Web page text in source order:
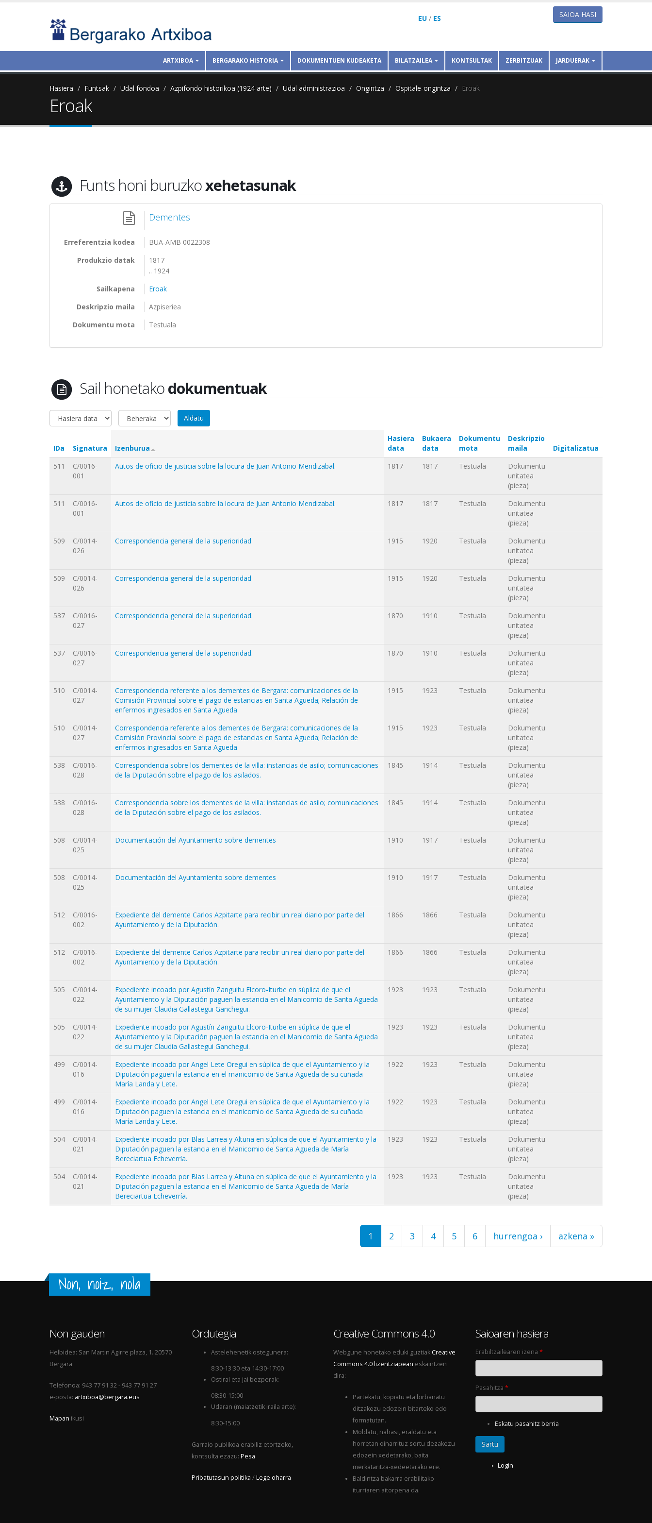
EU / ES SAIOA HASI
ARTXIBOA BERGARAKO HISTORIA DOKUMENTUEN KUDEAKETA BILATZAILEA KONTSULTAK ZERBITZUAK JARDUERAK
Hasiera Funtsak Udal fondoa Azpifondo historikoa (1924 arte) Udal administrazioa Ongintza Ospitale-ongintza Eroak
Eroak
Funts honi buruzkoxehetasunak
Dementes
Erreferentzia kodea
BUA-AMB 0022308
Produkzio datak
1817
.. 1924
Sailkapena
Eroak
Deskripzio maila
Azpiseriea
Dokumentu mota
Testuala
Sail honetakodokumentuak
IDa Signatura Izenburua
Hasiera
data
Bukaera
data
Dokumentu
mota
Deskripzio
maila
Digitalizatua
511
C/0016-
001
Autos de oficio de justicia sobre la locura de Juan Antonio Mendizabal. 1817 1817 Testuala
Dokumentu
unitatea
(pieza)
511
C/0016-
001
Autos de oficio de justicia sobre la locura de Juan Antonio Mendizabal. 1817 1817 Testuala
Dokumentu
unitatea
(pieza)
509
C/0014-
026
Correspondencia general de la superioridad 1915 1920 Testuala
Dokumentu
unitatea
(pieza)
509
C/0014-
026
Correspondencia general de la superioridad 1915 1920 Testuala
Dokumentu
unitatea
(pieza)
537
C/0016-
027
Correspondencia general de la superioridad. 1870 1910 Testuala
Dokumentu
unitatea
(pieza)
537
C/0016-
027
Correspondencia general de la superioridad. 1870 1910 Testuala
Dokumentu
unitatea
(pieza)
510
C/0014-
027
Correspondencia referente a los dementes de Bergara: comunicaciones de la
Comisión Provincial sobre el pago de estancias en Santa Agueda; Relación de
enfermos ingresados en Santa Agueda
1915 1923 Testuala
Dokumentu
unitatea
(pieza)
510
C/0014-
027
Correspondencia referente a los dementes de Bergara: comunicaciones de la
Comisión Provincial sobre el pago de estancias en Santa Agueda; Relación de
enfermos ingresados en Santa Agueda
1915 1923 Testuala
Dokumentu
unitatea
(pieza)
538
C/0016-
028
Correspondencia sobre los dementes de la villa: instancias de asilo; comunicaciones
de la Diputación sobre el pago de los asilados.
1845 1914 Testuala
Dokumentu
unitatea
(pieza)
538
C/0016-
028
Correspondencia sobre los dementes de la villa: instancias de asilo; comunicaciones
de la Diputación sobre el pago de los asilados.
1845 1914 Testuala
Dokumentu
unitatea
(pieza)
508
C/0014-
025
Documentación del Ayuntamiento sobre dementes 1910 1917 Testuala
Dokumentu
unitatea
(pieza)
508
C/0014-
025
Documentación del Ayuntamiento sobre dementes 1910 1917 Testuala
Dokumentu
unitatea
(pieza)
512
C/0016-
002
Expediente del demente Carlos Azpitarte para recibir un real diario por parte del
Ayuntamiento y de la Diputación.
1866 1866 Testuala
Dokumentu
unitatea
(pieza)
512
C/0016-
002
Expediente del demente Carlos Azpitarte para recibir un real diario por parte del
Ayuntamiento y de la Diputación.
1866 1866 Testuala
Dokumentu
unitatea
(pieza)
505
C/0014-
022
Expediente incoado por Agustín Zanguitu Elcoro-Iturbe en súplica de que el
Ayuntamiento y la Diputación paguen la estancia en el Manicomio de Santa Agueda
de su mujer Claudia Gallastegui Ganchegui.
1923 1923 Testuala
Dokumentu
unitatea
(pieza)
505
C/0014-
022
Expediente incoado por Agustín Zanguitu Elcoro-Iturbe en súplica de que el
Ayuntamiento y la Diputación paguen la estancia en el Manicomio de Santa Agueda
de su mujer Claudia Gallastegui Ganchegui.
1923 1923 Testuala
Dokumentu
unitatea
(pieza)
499
C/0014-
016
Expediente incoado por Angel Lete Oregui en súplica de que el Ayuntamiento y la
Diputación paguen la estancia en el manicomio de Santa Agueda de su cuñada
María Landa y Lete.
1922 1923 Testuala
Dokumentu
unitatea
(pieza)
499
C/0014-
016
Expediente incoado por Angel Lete Oregui en súplica de que el Ayuntamiento y la
Diputación paguen la estancia en el manicomio de Santa Agueda de su cuñada
María Landa y Lete.
1922 1923 Testuala
Dokumentu
unitatea
(pieza)
504
C/0014-
021
Expediente incoado por Blas Larrea y Altuna en súplica de que el Ayuntamiento y la
Diputación paguen la estancia en el Manicomio de Santa Agueda de María
Bereciartua Echeverría.
1923 1923 Testuala
Dokumentu
unitatea
(pieza)
504
C/0014-
021
Expediente incoado por Blas Larrea y Altuna en súplica de que el Ayuntamiento y la
Diputación paguen la estancia en el Manicomio de Santa Agueda de María
Bereciartua Echeverría.
1923 1923 Testuala
Dokumentu
unitatea
(pieza)
1 2 3 4 5 6 hurrengoa › azkena »
Non, noiz, nola
Non gauden
Helbidea: San Martin Agirre plaza, 1. 20570
Bergara
Telefonoa: 943 77 91 32 - 943 77 91 27
e-posta: artxiboa@bergara.eus
Mapan ikusi
Ordutegia
Astelehenetik ostegunera:
8:30-13:30 eta 14:30-17:00
Ostiral eta jai bezperak:
08:30-15:00
Udaran (maiatzetik iraila arte):
8:30-15:00
Garraio publikoa erabiliz etortzeko,
kontsulta ezazu: Pesa
Pribatutasun politika /Lege oharra
Creative Commons 4.0
Webgune honetako eduki guztiakCreative
Commons 4.0 lizentziapean eskaintzen
dira:
Partekatu, kopiatu eta birbanatu
ditzakezu edozein bitarteko edo
formatutan.
Moldatu, nahasi, eraldatu eta
horretan oinarrituz sortu dezakezu
edozein xedetarako, baita
merkataritza-xedeetarako ere.
Baldintza bakarra erabilitako
iturriaren aitorpena da.
Saioaren hasiera
Erabiltzailearen izena *
Pasahitza *
Eskatu pasahitz berria
Login